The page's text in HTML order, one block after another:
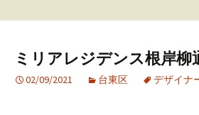
ミリアレジデンス根岸柳
02/09/2021 台東区 デザイナ